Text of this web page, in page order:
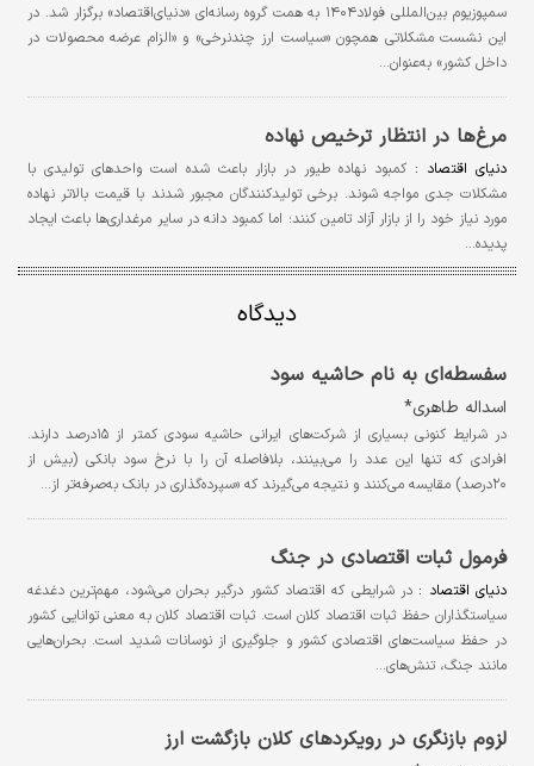
سمپوزیوم بین‌المللی فولاد۱۴۰۴ به همت گروه رسانه‌ای «دنیای‌اقتصاد» برگزار شد. در
این نشست مشکلاتی همچون «سیاست‌ ارز چندنرخی» و «الزام عرضه محصولات در
داخل کشور» به‌عنوان…
مرغ‌ها در انتظار ترخیص نهاده
دنیای اقتصاد : کمبود نهاده طیور در بازار باعث شده است واحدهای تولیدی با
مشکلات جدی مواجه شوند. برخی تولیدکنندگان مجبور شدند با قیمت بالاتر نهاده
مورد نیاز خود را از بازار آزاد تامین کنند؛ اما کمبود دانه در سایر مرغداری‌ها باعث ایجاد
پدیده…
دیدگاه
سفسطه‌ای به نام حاشیه سود
اسداله طاهری*
در شرایط کنونی بسیاری از شرکت‌های ایرانی حاشیه سودی کمتر از ۱۵درصد دارند.
افرادی که تنها این عدد را می‌بینند، بلافاصله آن را با نرخ سود بانکی (بیش از
۲۰درصد) مقایسه می‌کنند و نتیجه می‌گیرند که «سپرده‌گذاری در بانک به‌صرفه‌تر از…
فرمول ثبات اقتصادی در جنگ
دنیای اقتصاد : در شرایطی که اقتصاد کشور درگیر بحران‌ می‌شود، مهم‌ترین دغدغه
سیاستگذاران حفظ ثبات اقتصاد کلان است. ثبات اقتصاد کلان به معنی توانایی کشور
در حفظ سیاست‌های اقتصادی کشور و جلوگیری از نوسانات شدید است. بحران‌هایی
مانند جنگ، تنش‌های…
لزوم بازنگری در رویکردهای کلان بازگشت ارز